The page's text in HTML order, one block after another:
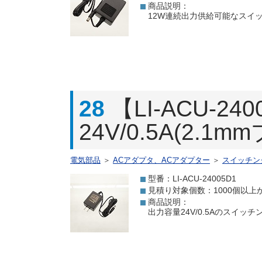
商品説明：
12W連続出力供給可能なスイ
28
【LI-ACU-
24V/0.5A(2.1mm
電気部品 ＞ ACアダプタ、ACアダプター ＞ スイッチ
型番：LI-ACU-24005D1
見積り対象個数：1000個以上
商品説明：
出力容量24V/0.5Aのスイッチ